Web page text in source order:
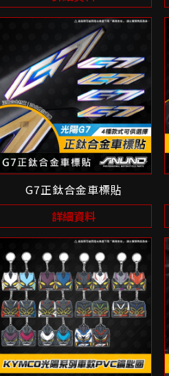
G7正鈦合金車標貼
詳細資料